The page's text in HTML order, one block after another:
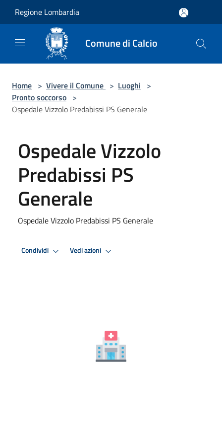
Regione Lombardia
Comune di Calcio
Home > Vivere il Comune > Luoghi >
Pronto soccorso >
Ospedale Vizzolo Predabissi PS Generale
Ospedale Vizzolo
Predabissi PS
Generale
Ospedale Vizzolo Predabissi PS Generale
Condividi Vedi azioni